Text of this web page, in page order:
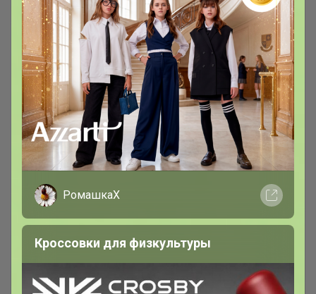
РомашкаХ
Кроссовки для физкультуры